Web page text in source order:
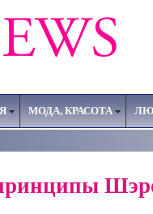
МОДА, КРАСОТА